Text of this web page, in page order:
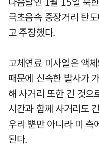
극초음속 중장거리 탄
고 주장했다.
고체연료 미사일은 액
때문에 신속한 발사가
해 사거리 또한 긴 것으
시간과 함께 사거리도
우리 뿐만 아니라 미 측
된다.